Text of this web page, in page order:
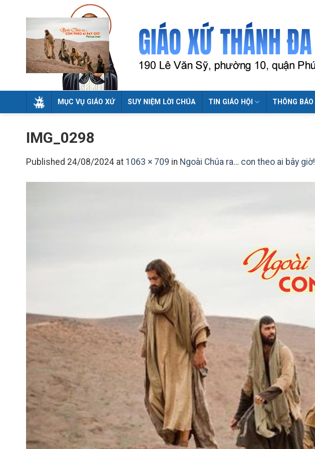
MỤC VỤ GIÁO XỨ SUY NIỆM LỜI CHÚA TIN GIÁO HỘI THÔNG BÁO
IMG_0298
Published 24/08/2024 at 1063 × 709 in Ngoài Chúa ra… con theo ai bây giờ!